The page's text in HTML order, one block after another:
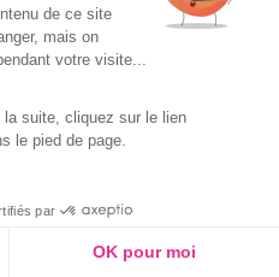
elle se décline dans de
passant par le carreau
une multitude de couleurs
au cintré sexy à la
ou excentrique, la chemise
de ce site
mais on
votre visite...
la suite, cliquez sur le lien
le pied de page.
par
OK pour moi